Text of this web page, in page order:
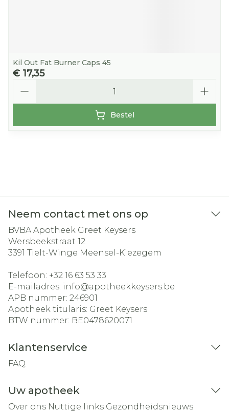
Kil Out Fat Burner Caps 45
€ 17,35
Bestel
Neem contact met ons op
BVBA Apotheek Greet Keysers
Wersbeekstraat 12
3391 Tielt-Winge Meensel-Kiezegem
Telefoon: +32 16 63 53 33
E-mailadres: info@apotheekkeysers.be
APB nummer: 246901
Apotheek titularis: Greet Keysers
BTW nummer: BE0478620071
Klantenservice
FAQ
Uw apotheek
Over ons Nuttige links Gezondheidsnieuws